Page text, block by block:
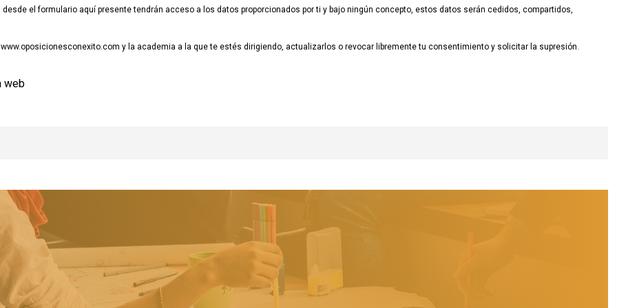
desde el formulario aquí presente tendrán acceso a los datos proporcionados por ti y bajo ningún concepto, estos datos serán cedidos, compartidos,
y la academia a la que te estés dirigiendo, actualizarlos o revocar libremente tu consentimiento y solicitar la supresión.
web